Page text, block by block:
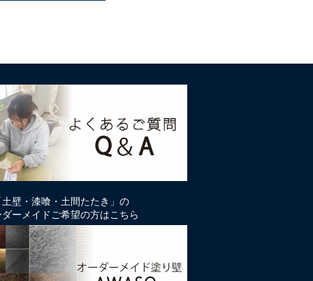
壁・漆喰・土間たたき」の
ーメイドご希望の方はこちら